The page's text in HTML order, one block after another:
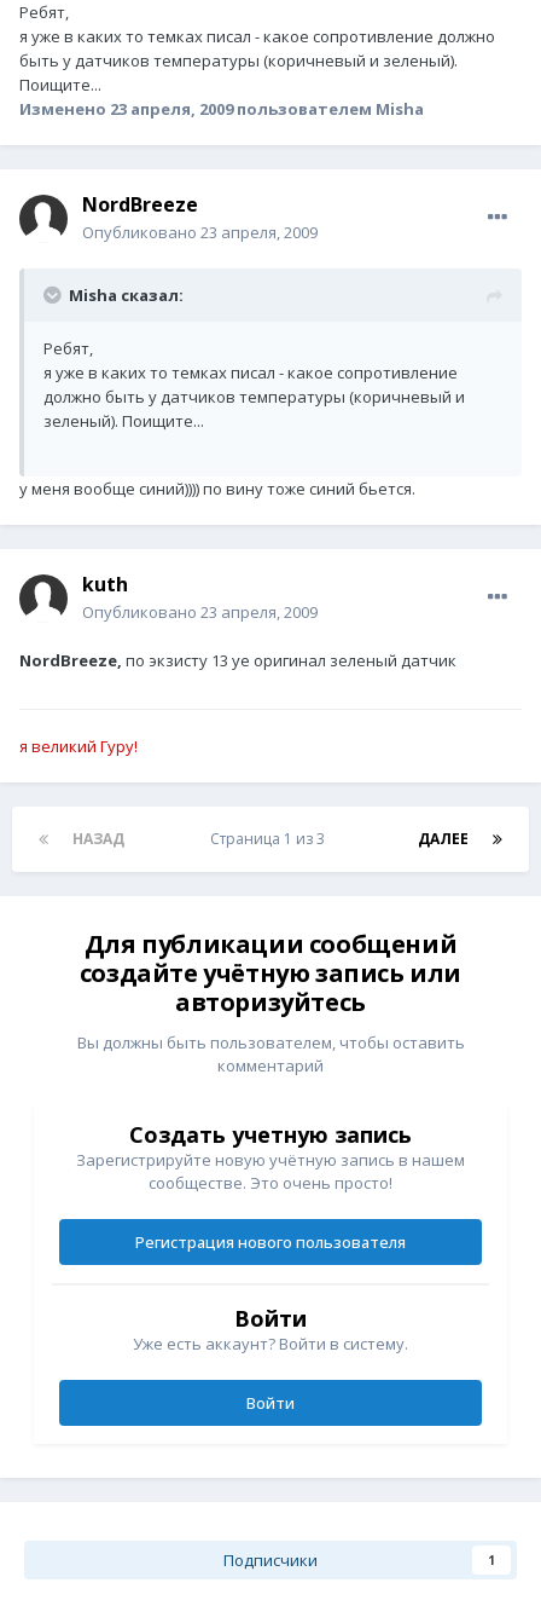
Ребят,
я уже в каких то темках писал - какое сопротивление должно
быть у датчиков температуры (коричневый и зеленый).
Поищите...
Изменено 23 апреля, 2009пользователем Misha
NordBreeze
Опубликовано 23 апреля, 2009
Misha сказал:
Ребят,
я уже в каких то темках писал - какое сопротивление
должно быть у датчиков температуры (коричневый и
зеленый). Поищите...
у меня вообще синий)))) по вину тоже синий бьется.
kuth
Опубликовано 23 апреля, 2009
NordBreeze, по экзисту 13 уе оригинал зеленый датчик
я великий Гуру!
НАЗАД ДАЛЕЕ
Страница 1 из 3
Для публикации сообщений
создайте учётную запись или
авторизуйтесь
Вы должны быть пользователем, чтобы оставить
комментарий
Создать учетную запись
Зарегистрируйте новую учётную запись в нашем
сообществе. Это очень просто!
Регистрация нового пользователя
Войти
Уже есть аккаунт? Войти в систему.
Войти
Подписчики 1